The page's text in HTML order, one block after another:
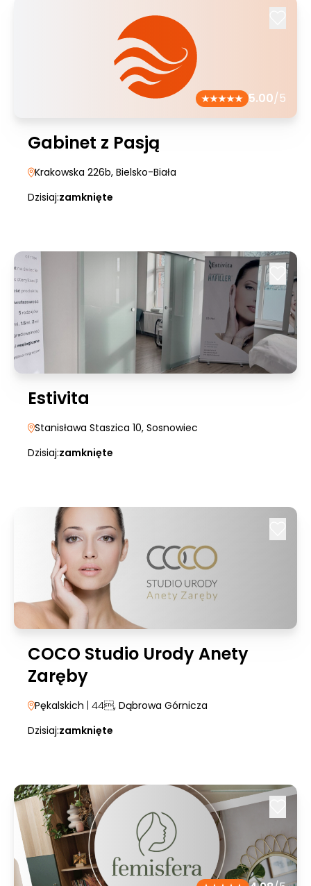
5.00/5
Gabinet z Pasją
Krakowska 226b, Bielsko-Biała
Dzisiaj:zamknięte
Estivita
Stanisława Staszica 10, Sosnowiec
Dzisiaj:zamknięte
COCO Studio Urody Anety
Zaręby
Pękalskich | 44, Dąbrowa Górnicza
Dzisiaj:zamknięte